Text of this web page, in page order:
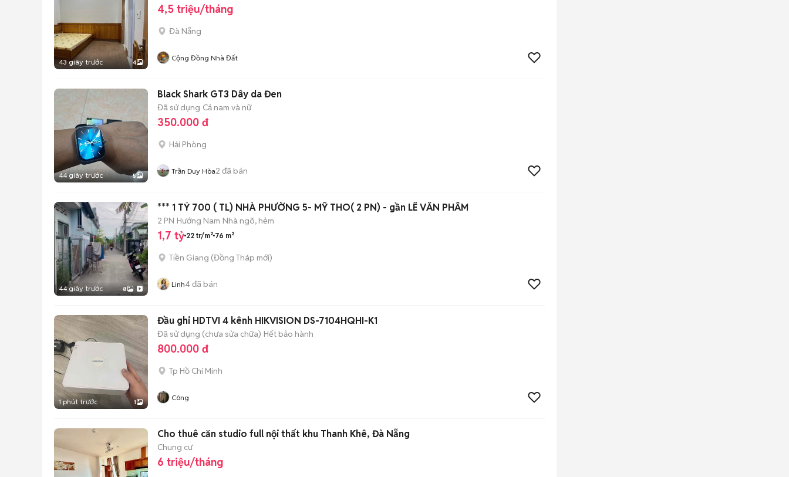
43 giây trước 4
4,5 triệu/tháng
Đà Nẵng
Cộng Đồng Nhà Đất
44 giây trước 5
Black Shark GT3 Dây da Đen
Đã sử dụng Cả nam và nữ
350.000 đ
Hải Phòng
Trần Duy Hòa2 đã bán
44 giây trước 8
*** 1 TỶ 700 ( TL) NHÀ PHƯỜNG 5- MỸ THO( 2 PN) - gần LÊ VĂN PHẨM
2 PN Hướng Nam Nhà ngõ, hẻm
1,7 tỷ 22 tr/m² 76 m²
Tiền Giang (Đồng Tháp mới)
Linh4đã bán
1 phút trước 1
Đầu ghi HDTVI 4 kênh HIKVISION DS-7104HQHI-K1
Đã sử dụng (chưa sửa chữa) Hết bảo hành
800.000 đ
Tp Hồ Chí Minh
Công
Cho thuê căn studio full nội thất khu Thanh Khê, Đà Nẵng
Chung cư
6 triệu/tháng